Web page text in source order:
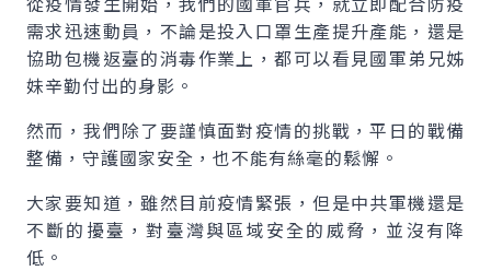
需求迅速動員，不論是投入口罩生產提升產能，還是
協助包機返臺的消毒作業上，都可以看見國軍弟兄姊
妹辛勤付出的身影。
然而，我們除了要謹慎面對疫情的挑戰，平日的戰備
整備，守護國家安全，也不能有絲毫的鬆懈。
大家要知道，雖然目前疫情緊張，但是中共軍機還是
不斷的擾臺，對臺灣與區域安全的威脅，並沒有降
低。